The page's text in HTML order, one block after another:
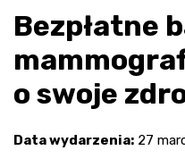
Bezpłatne
o swoje
Data wydarzenia: 27